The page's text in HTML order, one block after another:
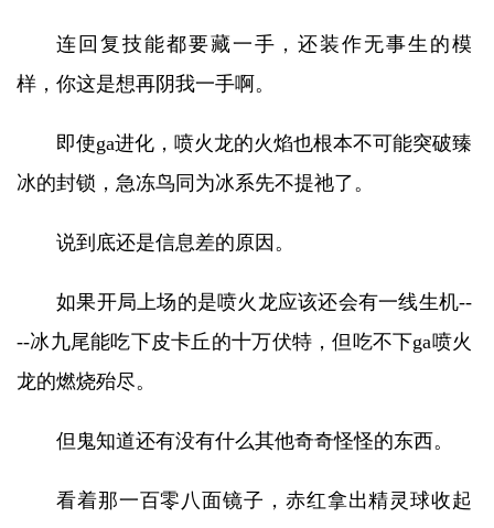
连回复技能都要藏一手，还装作无事生的模
样，你这是想再阴我一手啊。
即使ga进化，喷火龙的火焰也根本不可能突破臻
冰的封锁，急冻鸟同为冰系先不提祂了。
说到底还是信息差的原因。
如果开局上场的是喷火龙应该还会有一线生机--
--冰九尾能吃下皮卡丘的十万伏特，但吃不下ga喷火
龙的燃烧殆尽。
但鬼知道还有没有什么其他奇奇怪怪的东西。
看着那一百零八面镜子，赤红拿出精灵球收起